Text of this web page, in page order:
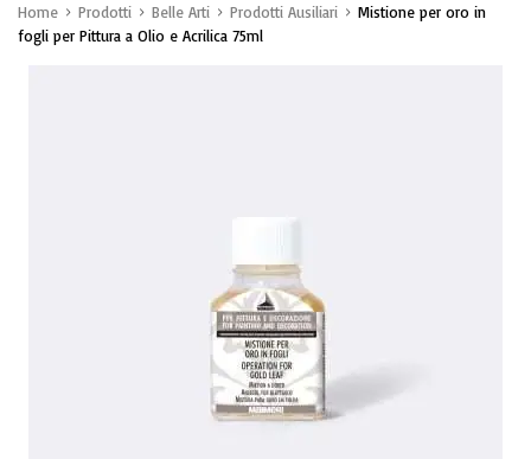
Home Prodotti Belle Arti Prodotti Ausiliari
Mistione per oro in
fogli per Pittura a Olio e Acrilica 75ml